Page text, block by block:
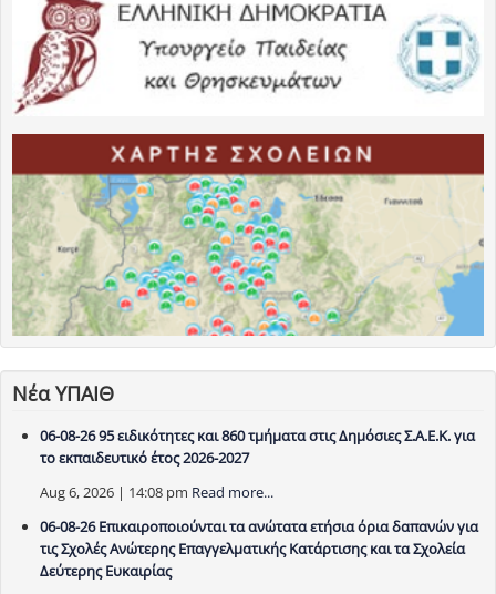
Νέα ΥΠΑΙΘ
06-08-26 95 ειδικότητες και 860 τμήματα στις Δημόσιες Σ.Α.Ε.Κ. για
το εκπαιδευτικό έτος 2026-2027
Aug 6, 2026 | 14:08 pm Read more...
06-08-26 Επικαιροποιούνται τα ανώτατα ετήσια όρια δαπανών για
τις Σχολές Ανώτερης Επαγγελματικής Κατάρτισης και τα Σχολεία
Δεύτερης Ευκαιρίας